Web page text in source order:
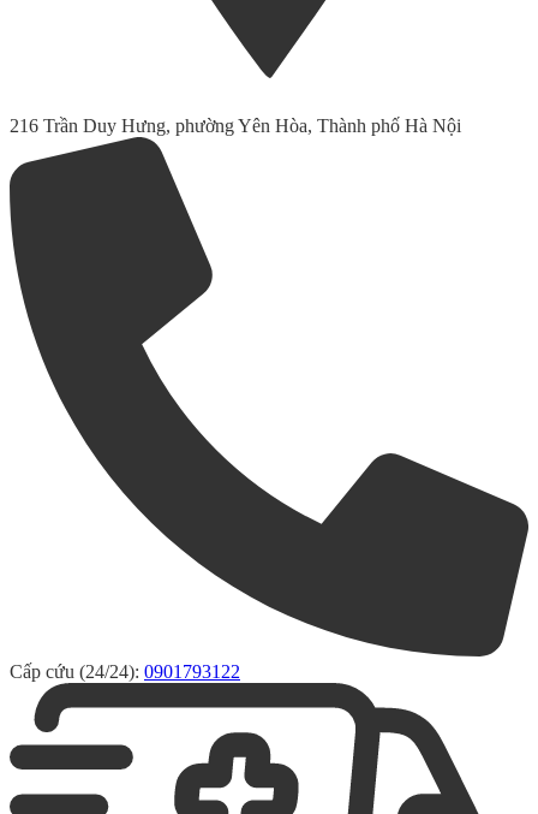
216 Trần Duy Hưng, phường Yên Hòa, Thành phố Hà Nội
Cấp cứu (24/24): 0901793122